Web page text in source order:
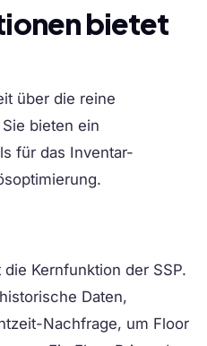
bietet
über die reine
bieten ein
für das Inventar-
Kernfunktion der SSP.
Daten,
Nachfrage, um Floor